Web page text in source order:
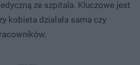
ze szpitala. Kluczowe jest
kobieta działała sama czy